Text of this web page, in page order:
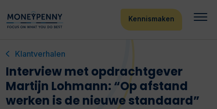
Kennismaken
Klantverhalen
Interview met opdrachtgever
Martijn Lohmann: “Op afstand
werken is de nieuwe standaard”